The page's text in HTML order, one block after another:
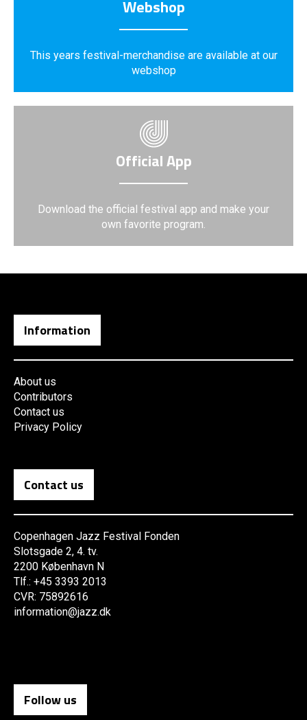
Webshop
This years festival-merchandise are available at our
webshop
Official App
Download the official festival app and make your
own favorite program.
Information
About us
Contributors
Contact us
Privacy Policy
Contact us
Copenhagen Jazz Festival Fonden
Slotsgade 2, 4. tv.
2200 København N
Tlf.: +45 3393 2013
CVR: 75892616
information@jazz.dk
Follow us